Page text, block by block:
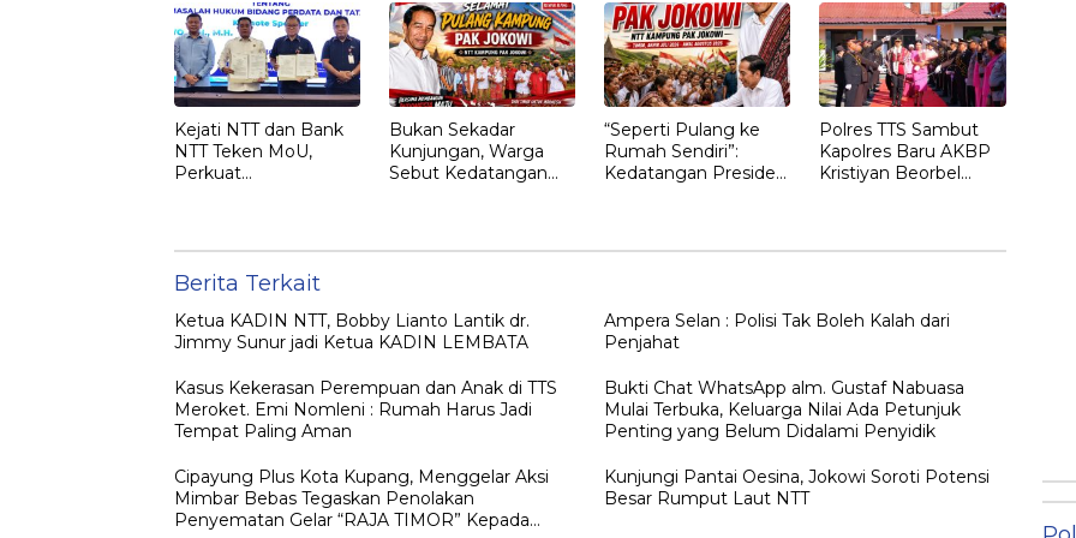
“RAJA TIMOR”
Kepada JOKO
WIDODO
Kejati NTT dan Bank
NTT Teken MoU,
Perkuat
Pemulihan Aset
Perbankan
Bukan Sekadar
Kunjungan, Warga
Sebut Kedatangan
“Seperti Pulang ke
Rumah Sendiri”:
Kedatangan Presiden
NTT
Polres TTS Sambut
Kapolres Baru AKBP
Kristiyan Beorbel
Berita Terkait
Ketua KADIN NTT, Bobby Lianto Lantik dr.
Jimmy Sunur jadi Ketua KADIN LEMBATA
Ampera Selan : Polisi Tak Boleh Kalah dari
Penjahat
Kasus Kekerasan Perempuan dan Anak di TTS
Meroket. Emi Nomleni : Rumah Harus Jadi
Tempat Paling Aman
Bukti Chat WhatsApp alm. Gustaf Nabuasa
Mulai Terbuka, Keluarga Nilai Ada Petunjuk
Penting yang Belum Didalami Penyidik
Cipayung Plus Kota Kupang, Menggelar Aksi
Mimbar Bebas Tegaskan Penolakan
Penyematan Gelar “RAJA TIMOR” Kepada
Kunjungi Pantai Oesina, Jokowi Soroti Potensi
Besar Rumput Laut NTT